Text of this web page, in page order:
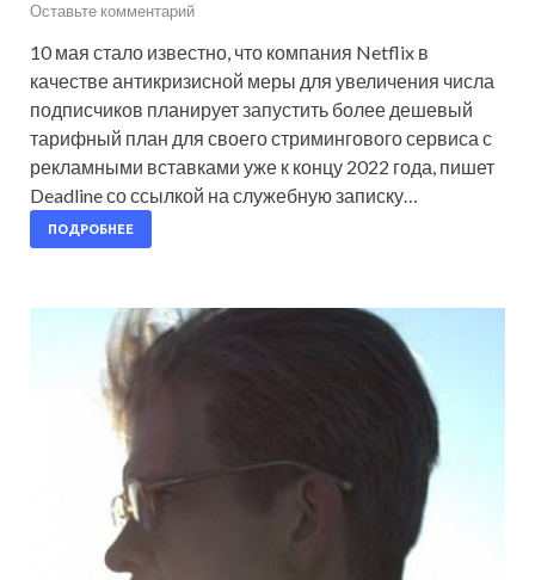
Оставьте комментарий
10 мая стало известно, что компания Netflix в
качестве антикризисной меры для увеличения числа
подписчиков планирует запустить более дешевый
тарифный план для своего стримингового сервиса с
рекламными вставками уже к концу 2022 года, пишет
Deadline со ссылкой на служебную записку…
ПОДРОБНЕЕ